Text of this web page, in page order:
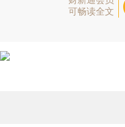
可畅读全文